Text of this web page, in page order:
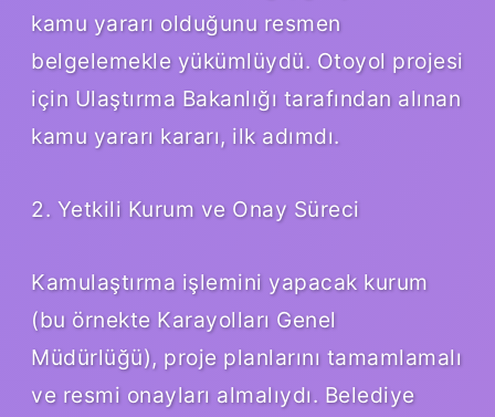
kamu yararı olduğunu resmen
belgelemekle yükümlüydü. Otoyol projesi
için Ulaştırma Bakanlığı tarafından alınan
kamu yararı kararı, ilk adımdı.
2. Yetkili Kurum ve Onay Süreci
Kamulaştırma işlemini yapacak kurum
(bu örnekte Karayolları Genel
Müdürlüğü), proje planlarını tamamlamalı
ve resmi onayları almalıydı. Belediye